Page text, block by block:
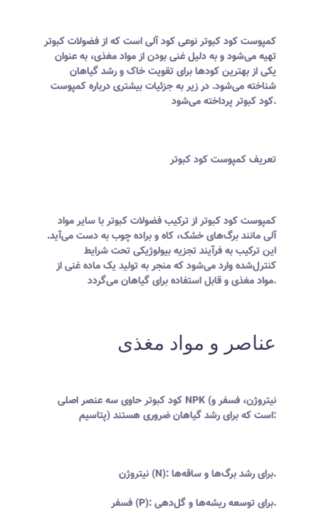
کمپوست کود کبوتر نوعی کود آلی است که از فضولات کبوتر
تهیه می‌شود و به دلیل غنی بودن از مواد مغذی، به عنوان
یکی از بهترین کودها برای تقویت خاک و رشد گیاهان
شناخته می‌شود. در زیر به جزئیات بیشتری درباره کمپوست
کود کبوتر پرداخته می‌شود.
تعریف کمپوست کود کبوتر
کمپوست کود کبوتر از ترکیب فضولات کبوتر با سایر مواد
آلی مانند برگ‌های خشک، کاه و براده چوب به دست می‌آید.
این ترکیب به فرآیند تجزیه بیولوژیکی تحت شرایط
کنترل‌شده وارد می‌شود که منجر به تولید یک ماده غنی از
مواد مغذی و قابل استفاده برای گیاهان می‌گردد.
عناصر و مواد مغذی
کود کبوتر حاوی سه عنصر اصلی NPK (نیتروژن، فسفر و
پتاسیم) است که برای رشد گیاهان ضروری هستند:
نیتروژن (N): برای رشد برگ‌ها و ساقه‌ها.
فسفر (P): برای توسعه ریشه‌ها و گل‌دهی.